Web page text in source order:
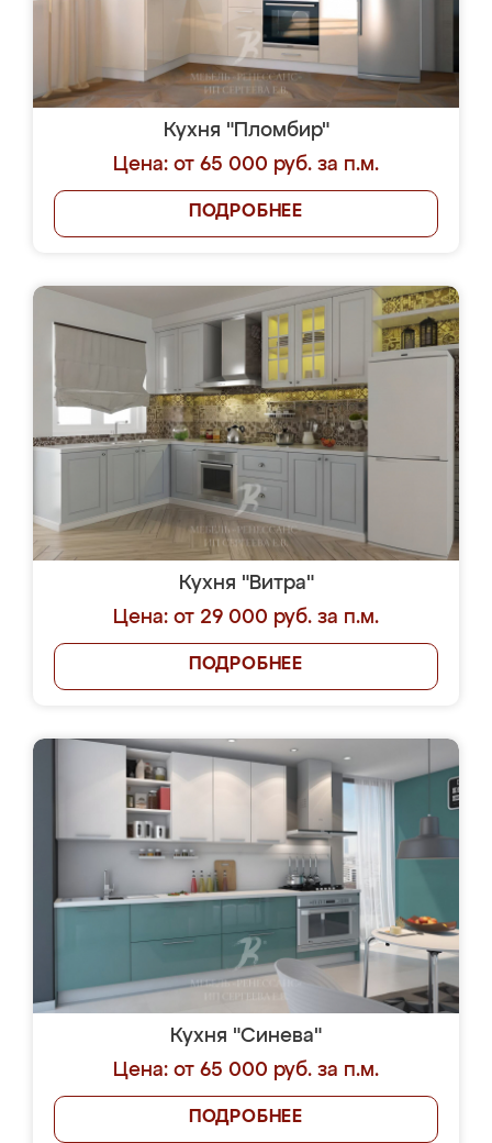
Кухня "Пломбир"
Цена: от 65 000 руб. за п.м.
ПОДРОБНЕЕ
Кухня "Витра"
Цена: от 29 000 руб. за п.м.
ПОДРОБНЕЕ
Кухня "Синева"
Цена: от 65 000 руб. за п.м.
ПОДРОБНЕЕ